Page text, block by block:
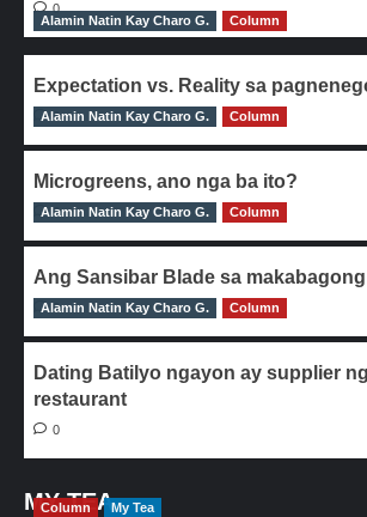
0
Alamin Natin Kay Charo G.
Column
Expectation vs. Reality sa
0
Alamin Natin Kay Charo G. Column
Microgreens, ano nga ba ito?
0
Alamin Natin Kay Charo G. Column
Ang Sansibar Blade sa
0
Alamin Natin Kay Charo G. Column
Dating Batilyo ngayon ay supplier
restaurant
0
MY TEA
Column My Tea